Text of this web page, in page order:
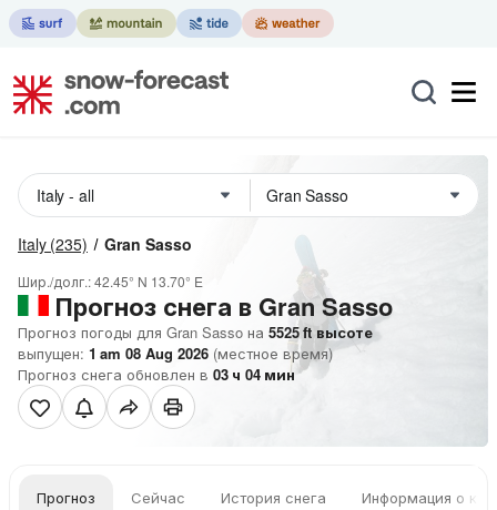
Italy (235) Gran Sasso
Шир./долг.:42.45° N 13.70° E
Прогноз снега в Gran Sasso
Прогноз погоды для Gran Sasso на 5525ft высоте
выпущен: 1 am 08 Aug 2026 (местное время)
Прогноз снега обновлен в 03 ч 04 мин
Прогноз Сейчас История снега Информация о